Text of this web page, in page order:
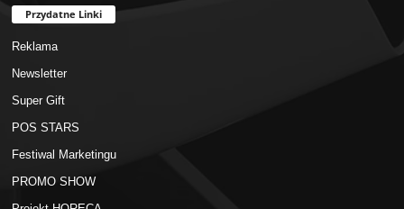
Przydatne Linki
Reklama
Newsletter
Super Gift
POS STARS
Festiwal Marketingu
PROMO SHOW